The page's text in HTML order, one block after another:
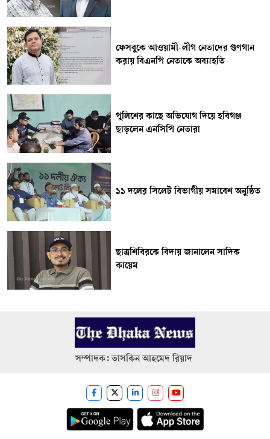
ফেসবুকে আওয়ামী-লীগ নেতাদের গুণগান
করায় বিএনপি নেতাকে অব্যাহতি
পুলিশের কাছে অভিযোগ দিয়ে হবিগঞ্জ
ছাড়লেন এনসিপি নেতারা
১১ দলের সিলেট বিভাগীয় সমাবেশ অনুষ্ঠিত
ছাত্রশিবিরকে বিদায় জানালেন সাদিক
কায়েম
সম্পাদক: তাসকিন আহমেদ রিয়াদ